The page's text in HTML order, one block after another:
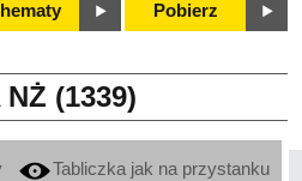
Pobierz
(1339)
Tabliczka jak na przystanku